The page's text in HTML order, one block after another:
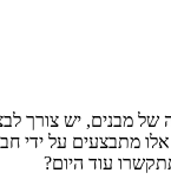
של מבנים, יש צורך
מתבצעים על ידי
עוד היום?